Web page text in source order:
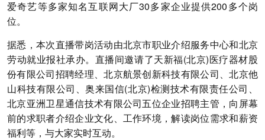
爱奇艺等多家知名互联网大厂30多家企业提供200多个岗
位。
据悉，本次直播带岗活动由北京市职业介绍服务中心和北京
劳动就业报社承办。直播间邀请了天新福(北京)医疗器材股
份有限公司招聘经理、北京航景创新科技有限公司、北京他
山科技有限公司、奥来国信(北京)检测技术有限责任公司、
北京亚洲卫星通信技术有限公司五位企业招聘主管，向屏幕
前的求职者介绍企业文化、工作环境，解读岗位需求和薪资
福利等，与大家实时互动。